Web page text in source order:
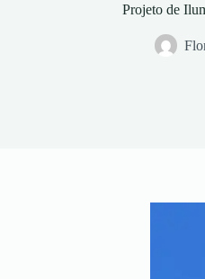
Projeto de